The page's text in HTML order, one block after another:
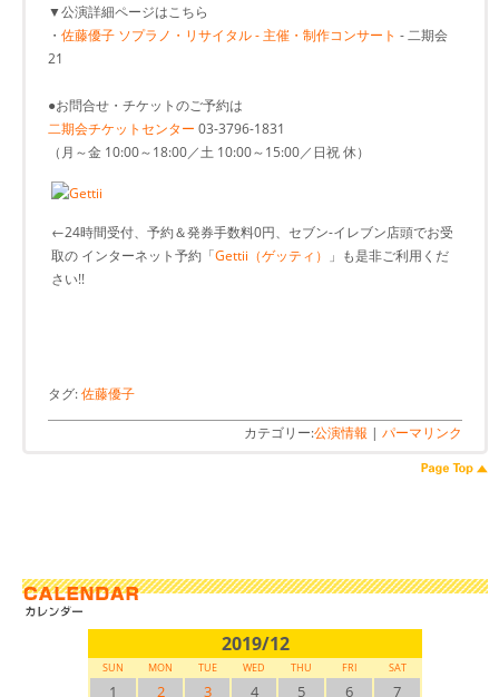
▼公演詳細ページはこちら
・ 佐藤優子 ソプラノ・リサイタル - 主催・制作コンサート - 二期会
21
●お問合せ・チケットのご予約は
二期会チケットセンター 03-3796-1831
（月～金 10:00～18:00／土 10:00～15:00／日祝 休）
←24時間受付、予約＆発券手数料0円、セブン-イレブン店頭でお受
取の インターネット予約「Gettii（ゲッティ）
」も是非ご利用くだ
さい!!
タグ:佐藤優子
カテゴリー:公演情報 | パーマリンク
2019/12
SUN MON TUE WED THU FRI SAT
1 2 3 4 5 6 7